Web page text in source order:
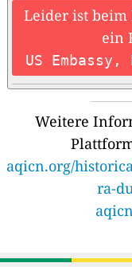
Leider ist beim
ein
US
Weitere
aqicn.org/
ra-